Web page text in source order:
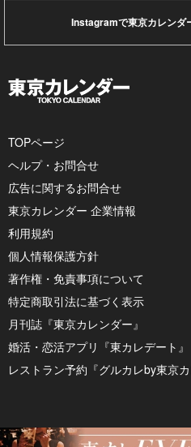
Instagramで東京カレンダ
TOPページ
ヘルプ・お問合せ
広告に関するお問合せ
東京カレンダー 企業情報
利用規約
個人情報保護方針
著作権・免責事項について
特定商取引法に基づく表示
月刊誌『東京カレンダー』
婚活・恋活アプリ『東カレデート』
レストラン予約『グルカレby東京カ